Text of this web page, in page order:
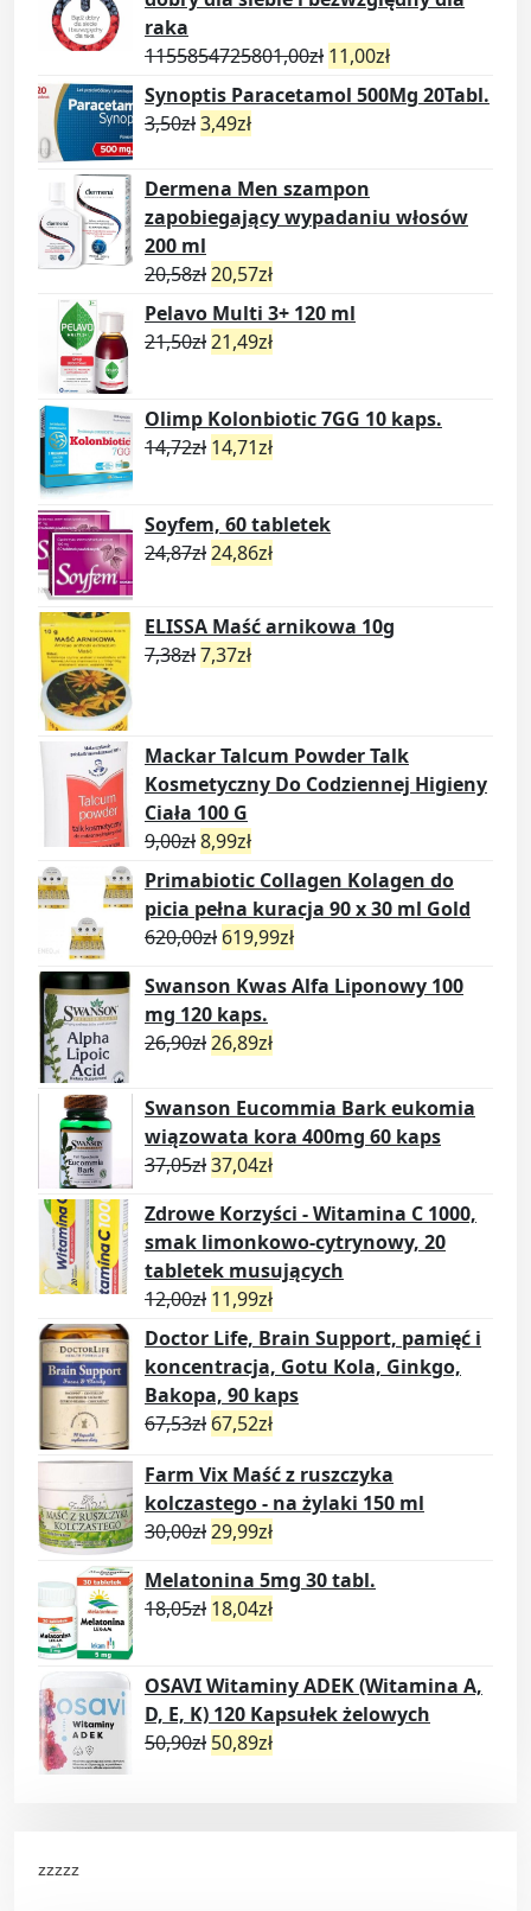
raka
1155854725801,00zł 11,00zł
Synoptis Paracetamol 500Mg 20Tabl.
3,50zł3,49zł
Dermena Men szampon
zapobiegający wypadaniu włosów
200 ml
20,58zł20,57zł
Pelavo Multi 3+ 120 ml
21,50zł21,49zł
Olimp Kolonbiotic 7GG 10 kaps.
14,72zł 14,71zł
Soyfem, 60 tabletek
24,87zł24,86zł
ELISSA Maść arnikowa 10g
7,38zł7,37zł
Mackar Talcum Powder Talk
Kosmetyczny Do Codziennej Higieny
Ciała 100 G
9,00zł8,99zł
Primabiotic Collagen Kolagen do
picia pełna kuracja 90 x 30 ml Gold
620,00zł 619,99zł
Swanson Kwas Alfa Liponowy 100
mg 120 kaps.
26,90zł26,89zł
Swanson Eucommia Bark eukomia
wiązowata kora 400mg 60 kaps
37,05zł37,04zł
Zdrowe Korzyści - Witamina C 1000,
smak limonkowo-cytrynowy, 20
tabletek musujących
12,00zł 11,99zł
Doctor Life, Brain Support, pamięć i
koncentracja, Gotu Kola, Ginkgo,
Bakopa, 90 kaps
67,53zł 67,52zł
Farm Vix Maść z ruszczyka
kolczastego - na żylaki 150 ml
30,00zł29,99zł
Melatonina 5mg 30 tabl.
18,05zł 18,04zł
OSAVI Witaminy ADEK (Witamina A,
D, E, K) 120 Kapsułek żelowych
50,90zł 50,89zł
zzzzz